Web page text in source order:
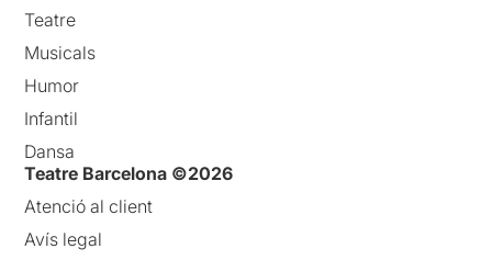
Teatre
Musicals
Humor
Infantil
Dansa
Teatre Barcelona ©2026
Atenció al client
Avís legal